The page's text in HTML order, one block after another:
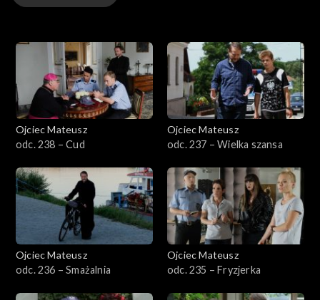
Sezon 34
Sezon 33
Sezon 32
Sezon 31
Sezon 30
Sezon 29
Ojciec Mateusz
odc. 238 – Cud
Ojciec Mateusz
odc. 237 – Wielka szansa
Ojciec Mateusz
odc. 236 – Smażalnia
Ojciec Mateusz
odc. 235 – Fryzjerka